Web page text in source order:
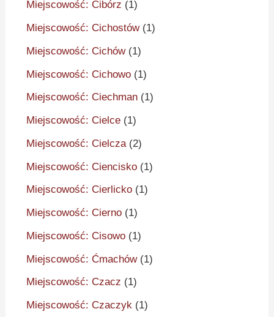
Miejscowość: Cibórz (1)
Miejscowość: Cichostów(1)
Miejscowość: Cichów(1)
Miejscowość: Cichowo (1)
Miejscowość: Ciechman (1)
Miejscowość: Cielce (1)
Miejscowość: Cielcza(2)
Miejscowość: Ciencisko (1)
Miejscowość: Cierlicko (1)
Miejscowość: Cierno (1)
Miejscowość: Cisowo (1)
Miejscowość: Ćmachów(1)
Miejscowość: Czacz (1)
Miejscowość: Czaczyk (1)